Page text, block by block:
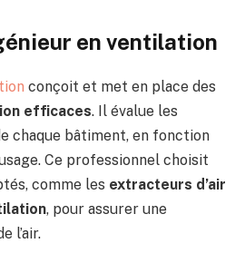
en ventilation
conçoit et met en place des
efficaces. Il évalue les
chaque bâtiment, en fonction
Ce professionnel choisit
comme les extracteurs d’air
, pour assurer une
l’air.